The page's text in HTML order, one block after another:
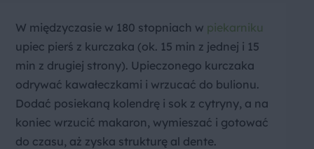
W międzyczasie w 180 stopniach w piekarniku
upiec pierś z kurczaka (ok. 15 min z jednej i 15
min z drugiej strony). Upieczonego kurczaka
odrywać kawałeczkami i wrzucać do bulionu.
Dodać posiekaną kolendrę i sok z cytryny, a na
koniec wrzucić makaron, wymieszać i gotować
do czasu, aż zyska strukturę al dente.